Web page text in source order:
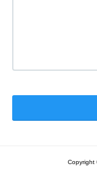
Copyright